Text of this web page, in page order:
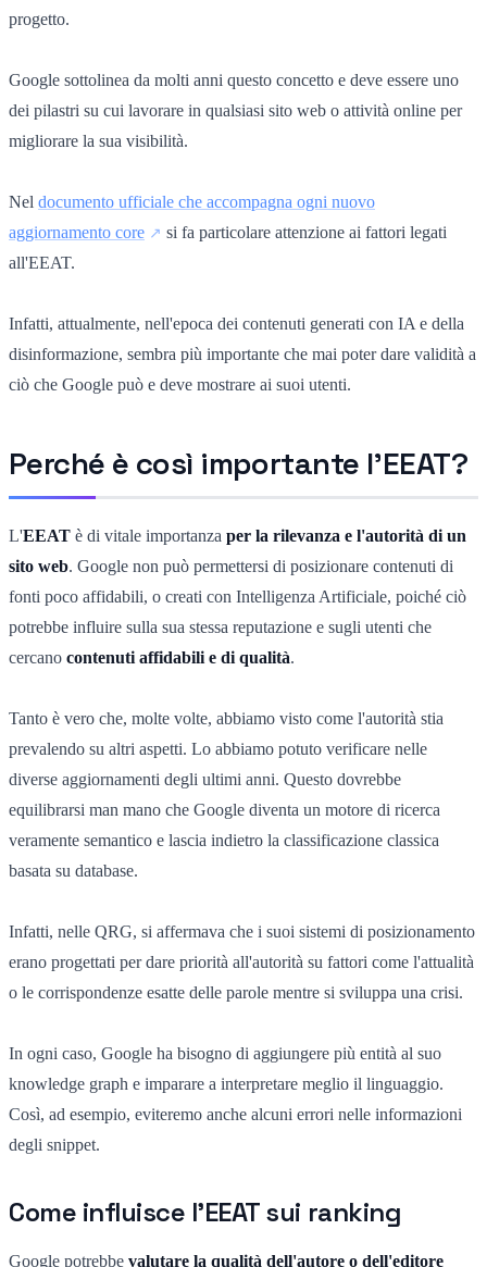
progetto.
Google sottolinea da molti anni questo concetto e deve essere uno
dei pilastri su cui lavorare in qualsiasi sito web o attività online per
migliorare la sua visibilità.
Nel documento ufficiale che accompagna ogni nuovo
aggiornamento core
si fa particolare attenzione ai fattori legati
all'EEAT.
Infatti, attualmente, nell'epoca dei contenuti generati con IA e della
disinformazione, sembra più importante che mai poter dare validità a
ciò che Google può e deve mostrare ai suoi utenti.
Perché è così importante l'EEAT?
L'EEAT è di vitale importanza per la rilevanza e l'autorità di un
sito web. Google non può permettersi di posizionare contenuti di
fonti poco affidabili, o creati con Intelligenza Artificiale, poiché ciò
potrebbe influire sulla sua stessa reputazione e sugli utenti che
cercano contenuti affidabili e di qualità.
Tanto è vero che, molte volte, abbiamo visto come l'autorità stia
prevalendo su altri aspetti. Lo abbiamo potuto verificare nelle
diverse aggiornamenti degli ultimi anni. Questo dovrebbe
equilibrarsi man mano che Google diventa un motore di ricerca
veramente semantico e lascia indietro la classificazione classica
basata su database.
Infatti, nelle QRG, si affermava che i suoi sistemi di posizionamento
erano progettati per dare priorità all'autorità su fattori come l'attualità
o le corrispondenze esatte delle parole mentre si sviluppa una crisi.
In ogni caso, Google ha bisogno di aggiungere più entità al suo
knowledge graph e imparare a interpretare meglio il linguaggio.
Così, ad esempio, eviteremo anche alcuni errori nelle informazioni
degli snippet.
Come influisce l'EEAT sui ranking
Google potrebbe valutare la qualità dell'autore o dell'editore